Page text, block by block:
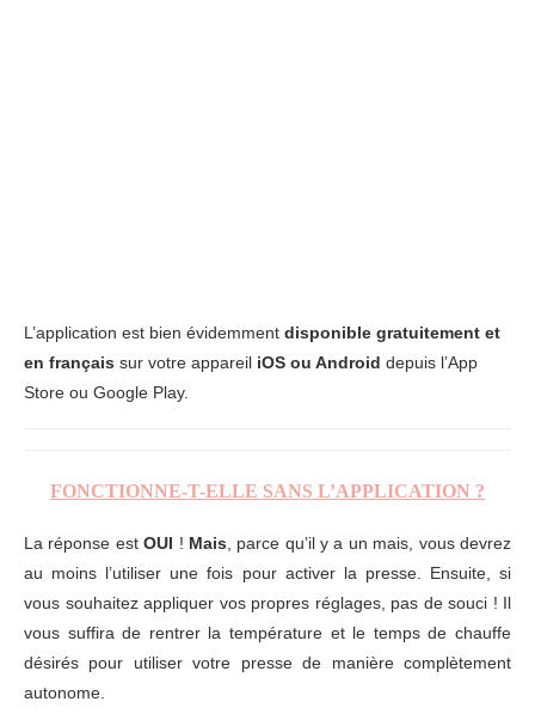
L’application est bien évidemment disponible gratuitement et
en français sur votre appareil iOS ou Android depuis l’App
Store ou Google Play.
FONCTIONNE-T-ELLE SANS L’APPLICATION ?
La réponse estOUI ! Mais , parce qu’il y a un mais, vous devrez
au moins l’utiliser une fois pour activer la presse. Ensuite, si
vous souhaitez appliquer vos propres réglages, pas de souci ! Il
vous suffira de rentrer la température et le temps de chauffe
désirés pour utiliser votre presse de manière complètement
autonome.